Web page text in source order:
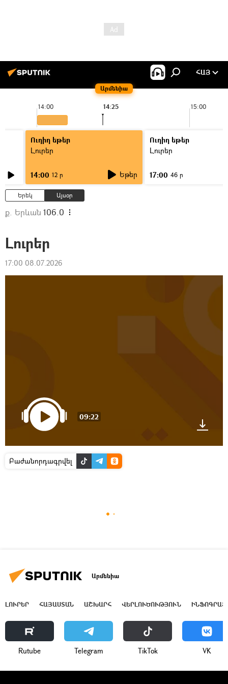
Արմենիա
ՀԱՅ
14:00 15:00
14:25
Ուղիղ եթեր
Լուրեր
14:00 12 ր Եթեր
Ուղիղ եթեր
Լուրեր
17:00 46 ր
Երեկ Այսօր
ք. Երևան 106.0
Լուրեր
17:00 08.07.2026
09:22
Բաժանորդագրվել
Արմենիա
ԼՈՒՐԵՐ ՀԱՅԱՍՏԱՆ ԱՇԽԱՐՀ ՎԵՐԼՈՒԾՈՒԹՅՈՒՆ
Rutube Telegram ТikТоk VK